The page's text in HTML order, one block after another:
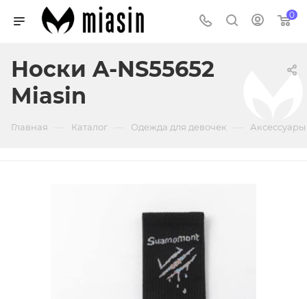
0
Носки A-NS55652
Miasin
Главная Каталог Одежда для девочек